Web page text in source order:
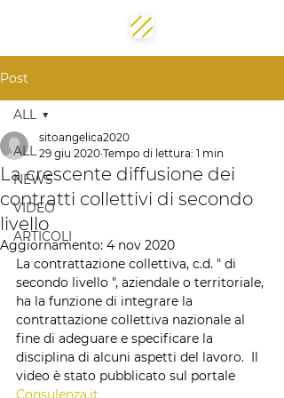
Post
ALL
NEWS
VIDEO
ARTICOLI
ALL
La crescente diffusione dei
contratti collettivi di secondo
livello
sitoangelica2020
29 giu 2020 Tempo di lettura: 1 min
Aggiornamento: 4 nov 2020
La contrattazione collettiva, c.d. " di
secondo livello ", aziendale o territoriale,
ha la funzione di integrare la
contrattazione collettiva nazionale al
fine di adeguare e specificare la
disciplina di alcuni aspetti del lavoro.  Il
video è stato pubblicato sul portale
Consulenza.it